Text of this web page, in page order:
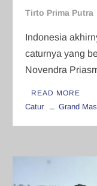
Tirto Prima Putra
Indonesia
caturnya yang
Novendra
READ MORE
Catur Grand